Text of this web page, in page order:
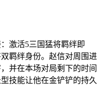
激活5三国猛将羁绊即
羁绊身份。赵信对周围进
并在本场对局剩下的时间
技能让他在金铲铲的持久